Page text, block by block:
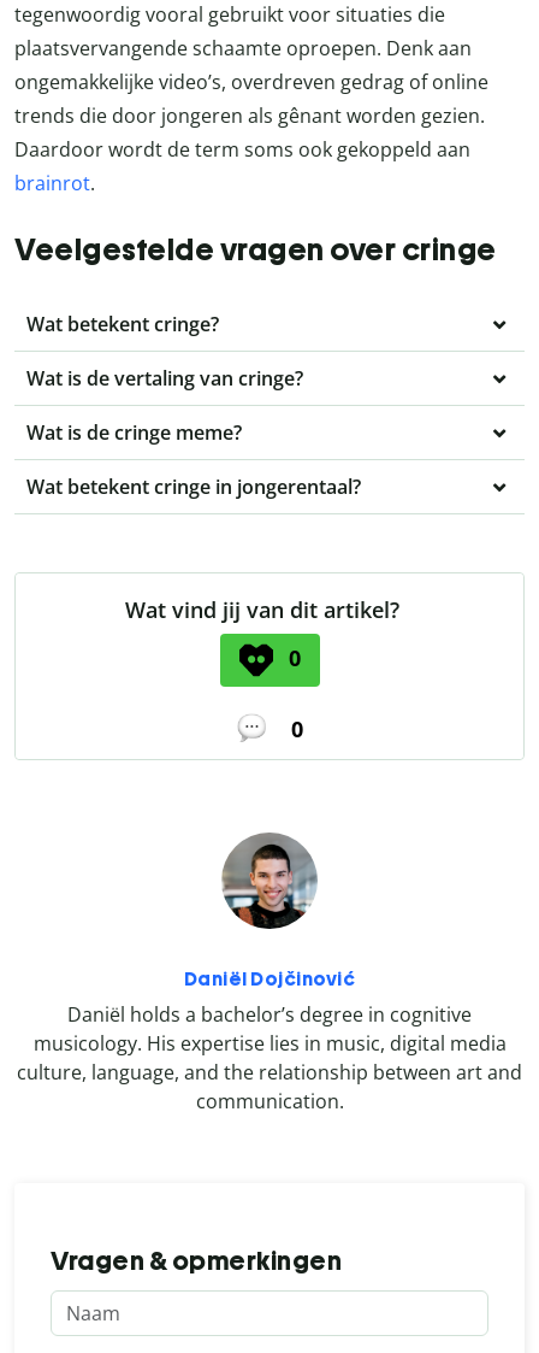
tegenwoordig vooral gebruikt voor situaties die
plaatsvervangende schaamte oproepen. Denk aan
ongemakkelijke video’s, overdreven gedrag of online
trends die door jongeren als gênant worden gezien.
Daardoor wordt de term soms ook gekoppeld aan
brainrot.
Veelgestelde vragen over cringe
Wat betekent cringe?
Wat is de vertaling van cringe?
Wat is de cringe meme?
Wat betekent cringe in jongerentaal?
Wat vind jij van dit artikel?
0
0
Daniël Dojčinović
Daniël holds a bachelor’s degree in cognitive
musicology. His expertise lies in music, digital media
culture, language, and the relationship between art and
communication.
Vragen & opmerkingen